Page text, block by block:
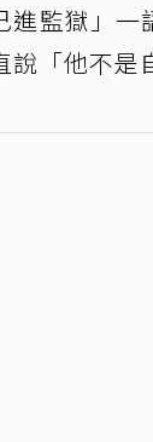
進監獄」一
「他不是